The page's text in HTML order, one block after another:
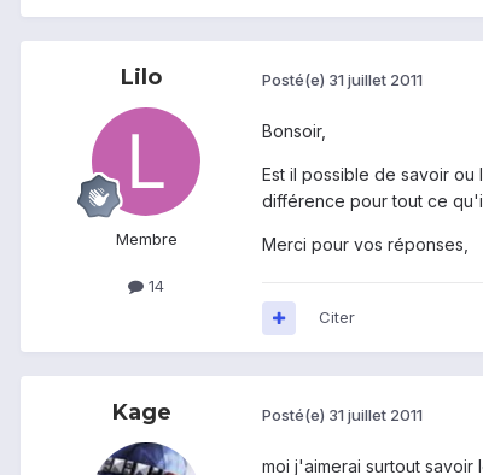
Lilo
Membre
14
Posté(e) 31 juillet 2011
Bonsoir,
Est il possible de savoir
différence pour tout ce
Merci pour vos réponses,
Citer
Kage Posté(e) 31 juillet 2011
moi j'aimerai surtout